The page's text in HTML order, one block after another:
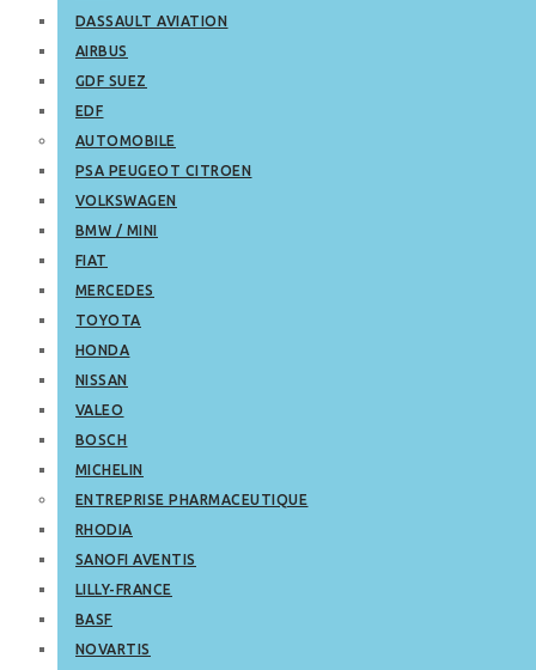
DASSAULT AVIATION
AIRBUS
GDF SUEZ
EDF
AUTOMOBILE
PSA PEUGEOT CITROEN
VOLKSWAGEN
BMW / MINI
FIAT
MERCEDES
TOYOTA
HONDA
NISSAN
VALEO
BOSCH
MICHELIN
ENTREPRISE PHARMACEUTIQUE
RHODIA
SANOFI AVENTIS
LILLY-FRANCE
BASF
NOVARTIS